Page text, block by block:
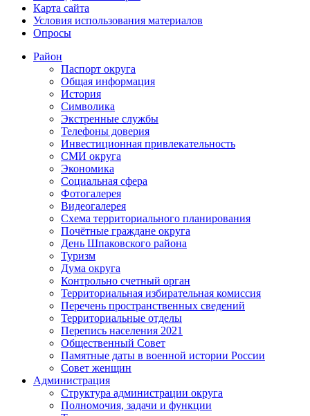
Карта сайта
Условия использования материалов
Опросы
Район
Паспорт округа
Общая информация
История
Символика
Экстренные службы
Телефоны доверия
Инвестиционная привлекательность
СМИ округа
Экономика
Социальная сфера
Фотогалерея
Видеогалерея
Схема территориального планирования
Почётные граждане округа
День Шпаковского района
Туризм
Дума округа
Контрольно счетный орган
Территориальная избирательная комиссия
Перечень пространственных сведений
Территориальные отделы
Перепись населения 2021
Общественный Совет
Памятные даты в военной истории России
Совет женщин
Администрация
Структура администрации округа
Полномочия, задачи и функции